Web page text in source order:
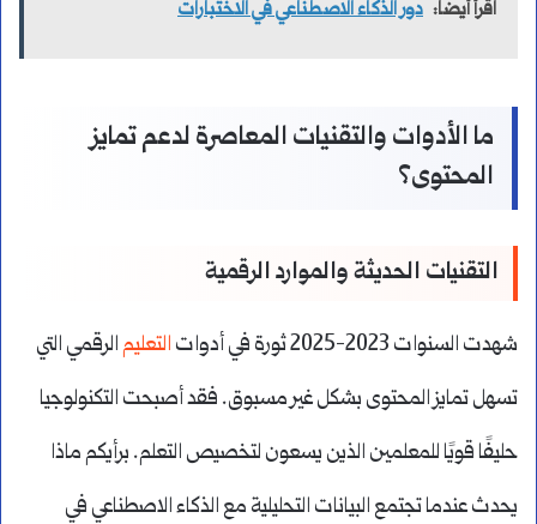
اقرأ أيضاً: دور الذكاء الاصطناعي في الاختبارات
ما الأدوات والتقنيات المعاصرة لدعم تمايز
المحتوى؟
التقنيات الحديثة والموارد الرقمية
شهدت السنوات 2023-2025 ثورة في أدوات التعليمالرقمي التي
تسهل تمايز المحتوى بشكل غير مسبوق. فقد أصبحت التكنولوجيا
حليفًا قويًا للمعلمين الذين يسعون لتخصيص التعلم. برأيكم ماذا
يحدث عندما تجتمع البيانات التحليلية مع الذكاء الاصطناعي في